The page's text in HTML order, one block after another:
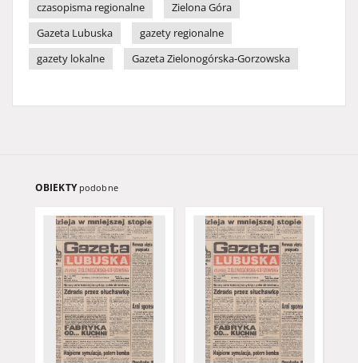
czasopisma regionalne
Zielona Góra
Gazeta Lubuska
gazety regionalne
gazety lokalne
Gazeta Zielonogórska-Gorzowska
OBIEKTY podobne